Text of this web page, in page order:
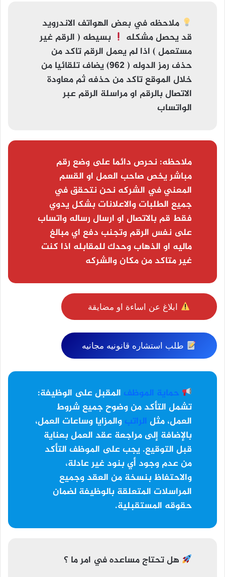
ملاحظهفي بعض الهواتف الاندرويد
قد يحصل مشكله
بسيطه ( الرقم غير
مستعمل ) اذا لم يعمل الرقم تاكد من
حذف رمز الدوله ( 962) يضاف تلقائيا من
خلال الموقع تاكد من حذفه ثم معاودة
الاتصال بالرقم او مراسلة الرقم عبر
الواتساب
ملاحظه: نحرص دائما على وضع رقم
مباشر يخص صاحب العمل او القسم
المعني في الشركه نحن نتحقق في
جميع الطلبات والاعلانات بشكل يدوي
فقط قم بالاتصال او ارسال رساله واتساب
على نفس الرقم وتجنب دفع اي مبالغ
ماليه او الذهاب وحدك للمقابله اذا كنت
غير متاكد من مكان والشركه
ابلاغ عن اساءة او مضايقة
طلب استشاره قانونيه مجانيه
حماية الموظف المقبل على الوظيفة:
تشمل التأكد من وضوح جميع شروط
العمل، مثل الراتب والمزايا وساعات العمل،
بالإضافة إلى مراجعة عقد العمل بعناية
قبل التوقيع. يجب على الموظف التأكد
من عدم وجود أي بنود غير عادلة،
والاحتفاظ بنسخة من العقد وجميع
المراسلات المتعلقة بالوظيفة لضمان
حقوقه المستقبلية.
هل تحتاج مساعده في امر ما ؟